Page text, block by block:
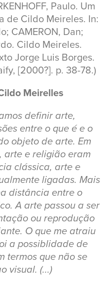
Paulo. Um
de Cildo Meireles. In:
CAMERON, Dan;
Cildo Meireles.
Jorge Luis Borges.
[2000?]. p. 38-78.)
Meirelles
definir arte,
entre o que é e o
objeto de arte. Em
arte e religião eram
clássica, arte e
ligadas. Mais
distância entre o
A arte passou a ser
ou reprodução
O que me atraiu
a possiblidade de
termos que não se
visual. (...)